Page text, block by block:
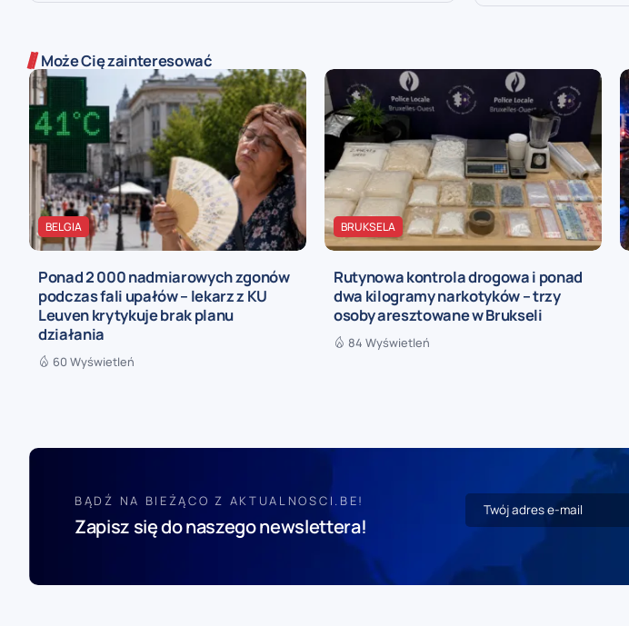
Może Cię zainteresować
BELGIA
Ponad 2 000 nadmiarowych zgonów
podczas fali upałów – lekarz z KU
Leuven krytykuje brak planu
działania
60 Wyświetleń
BRUKSELA
Rutynowa kontrola drogowa i ponad
dwa kilogramy narkotyków – trzy
osoby aresztowane w Brukseli
84 Wyświetleń
BĄDŹ NA BIEŻĄCO Z AKTUALNOSCI.BE!
Zapisz się do naszego newslettera!